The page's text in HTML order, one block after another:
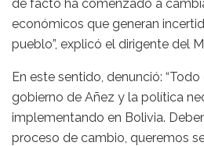
de facto ha comenzado a
económicos que generan
pueblo”, explicó el dirigente del
En este sentido, denunció:
gobierno de Añez y la política
implementando en Bolivia.
proceso de cambio, queremos